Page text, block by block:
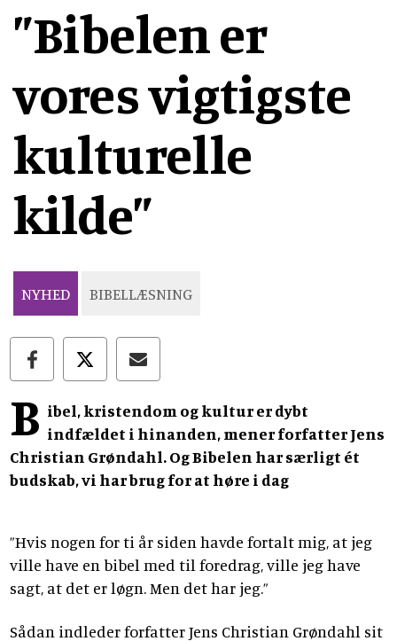
”Bibelen er
vores vigtigste
kulturelle
kilde”
NYHED BIBELLÆSNING
B ibel, kristendom og kultur er dybt
indfældet i hinanden, mener forfatter Jens
Christian Grøndahl. Og Bibelen har særligt ét
budskab, vi har brug for at høre i dag
”Hvis nogen for ti år siden havde fortalt mig, at jeg
ville have en bibel med til foredrag, ville jeg have
sagt, at det er løgn. Men det har jeg.”
Sådan indleder forfatter Jens Christian Grøndahl sit